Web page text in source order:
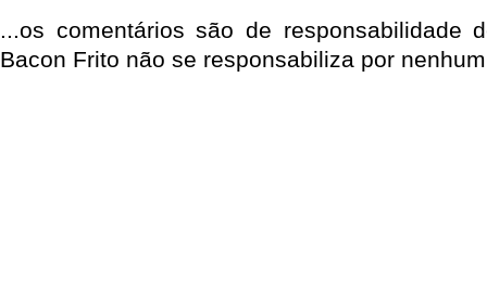
...os comentários são de responsabilidade
Bacon Frito não se responsabiliza por